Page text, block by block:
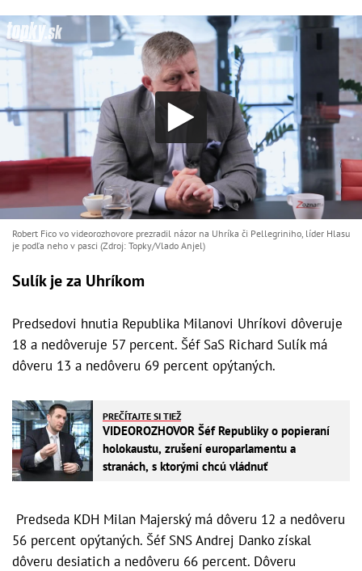
Robert Fico vo videorozhovore prezradil názor na Uhríka či Pellegriniho, líder Hlasu
je podľa neho v pasci (Zdroj: Topky/Vlado Anjel)
Sulík je za Uhríkom
Predsedovi hnutia Republika Milanovi Uhríkovi dôveruje
18 a nedôveruje 57 percent. Šéf SaS Richard Sulík má
dôveru 13 a nedôveru 69 percent opýtaných.
PREČÍTAJTE SI TIEŽ
VIDEOROZHOVOR Šéf Republiky o popieraní
holokaustu, zrušení europarlamentu a
stranách, s ktorými chcú vládnuť
Predseda KDH Milan Majerský má dôveru 12 a nedôveru
56 percent opýtaných. Šéf SNS Andrej Danko získal
dôveru desiatich a nedôveru 66 percent. Dôveru